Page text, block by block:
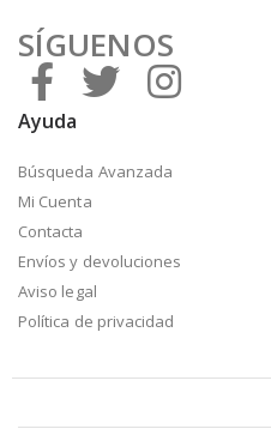
SÍGUENOS
Ayuda
Búsqueda Avanzada
Mi Cuenta
Contacta
Envíos y devoluciones
Aviso legal
Política de privacidad